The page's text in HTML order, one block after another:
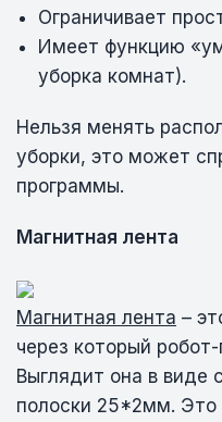
Ограничивает
Имеет функцию
уборка комнат).
Нельзя менять
уборки, это может
программы.
Магнитная лента
Магнитная лента –
через который
Выглядит она в виде
полоски 25*2мм. Это